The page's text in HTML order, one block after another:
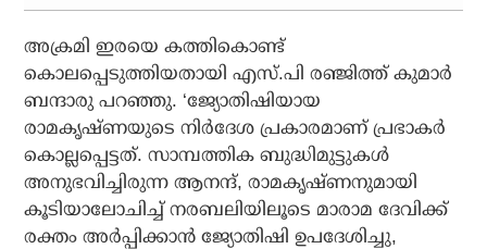
അക്രമി ഇരയെ കത്തികൊണ്ട്
കൊലപ്പെടുത്തിയതായി എസ്.പി രഞ്ജിത്ത് കുമാർ
ബന്ദാരു പറഞ്ഞു. ‘ജ്യോതിഷിയായ
രാമകൃഷ്ണയുടെ നിർദേശ പ്രകാരമാണ് പ്രഭാകർ
കൊല്ലപ്പെട്ടത്. സാമ്പത്തിക ബുദ്ധിമുട്ടുകൾ
അനുഭവിച്ചിരുന്ന ആനന്ദ്, രാമകൃഷ്ണനുമായി
കൂടിയാലോചിച്ച് നരബലിയിലൂടെ മാരാമ ദേവിക്ക്
രക്തം അർപ്പിക്കാൻ ജ്യോതിഷി ഉപദേശിച്ചു,